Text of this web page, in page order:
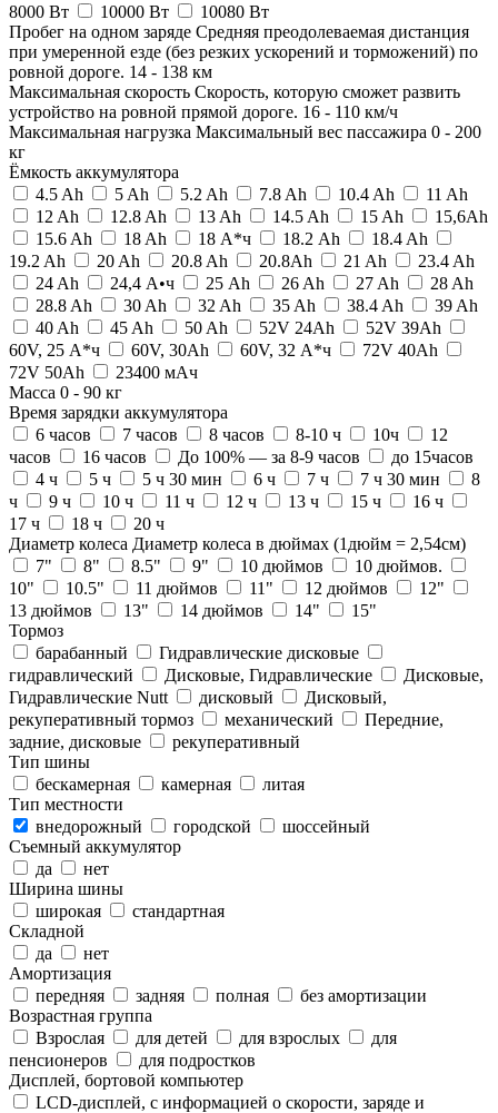
8000 Вт
10000 Вт
10080 Вт
Пробег на одном заряде Средняя преодолеваемая дистанция
при умеренной езде (без резких ускорений и торможений) по
ровной дороге. 14 - 138 км
Максимальная скорость Скорость, которую сможет развить
устройство на ровной прямой дороге. 16 - 110 км/ч
Максимальная нагрузка Максимальный вес пассажира 0 - 200
кг
Ёмкость аккумулятора
4.5 Ah
5 Ah 5.2 Ah 7.8 Ah 10.4 Ah
11 Ah
12 Ah
12.8 Ah 13 Ah 14.5 Ah 15 Ah
15,6Ah
15.6 Ah
18 Ah 18 А*ч 18.2 Ah
18.4 Ah
19.2 Ah
20 Ah 20.8 Ah 20.8Ah 21 Ah
23.4 Ah
24 Ah
24,4 А•ч 25 Ah 26 Ah 27 Ah
28 Ah
28.8 Ah
30 Ah 32 Ah 35 Ah 38.4 Ah
39 Ah
40 Ah
45 Ah 50 Ah 52V 24Ah
52V 39Ah
60V, 25 А*ч
60V, 30Ah 60V, 32 А*ч
72V 40Ah
72V 50Ah
23400 мАч
Масса 0 - 90 кг
Время зарядки аккумулятора
6 часов
7 часов 8 часов 8-10 ч 10ч
12
часов
16 часов До 100% — за 8-9 часов
до 15часов
4 ч
5 ч 5 ч 30 мин 6 ч 7 ч 7 ч 30 мин
8
ч
9 ч 10 ч 11 ч 12 ч 13 ч 15 ч
16 ч
17 ч
18 ч
20 ч
Диаметр колеса Диаметр колеса в дюймах (1дюйм = 2,54см)
7"
8" 8.5" 9" 10 дюймов
10 дюймов.
10"
10.5" 11 дюймов 11" 12 дюймов
12"
13 дюймов
13" 14 дюймов 14"
15"
Тормоз
барабанный
Гидравлические дисковые
гидравлический
Дисковые, Гидравлические
Дисковые,
Гидравлические Nutt
дисковый
Дисковый,
рекуперативный тормоз
механический
Передние,
задние, дисковые
рекуперативный
Тип шины
бескамерная
камерная
литая
Тип местности
внедорожный
городской
шоссейный
Съемный аккумулятор
да
нет
Ширина шины
широкая
стандартная
Складной
да
нет
Амортизация
передняя
задняя полная
без амортизации
Возрастная группа
Взрослая
для детей для взрослых
для
пенсионеров
для подростков
Дисплей, бортовой компьютер
LCD-дисплей, с информацией о скорости, заряде и